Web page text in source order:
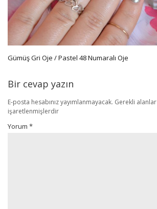
Gümüş Gri Oje / Pastel 48 Numaralı Oje
Bir cevap yazın
E-posta hesabınız yayımlanmayacak. Gerekli alanlar
işaretlenmişlerdir
Yorum *